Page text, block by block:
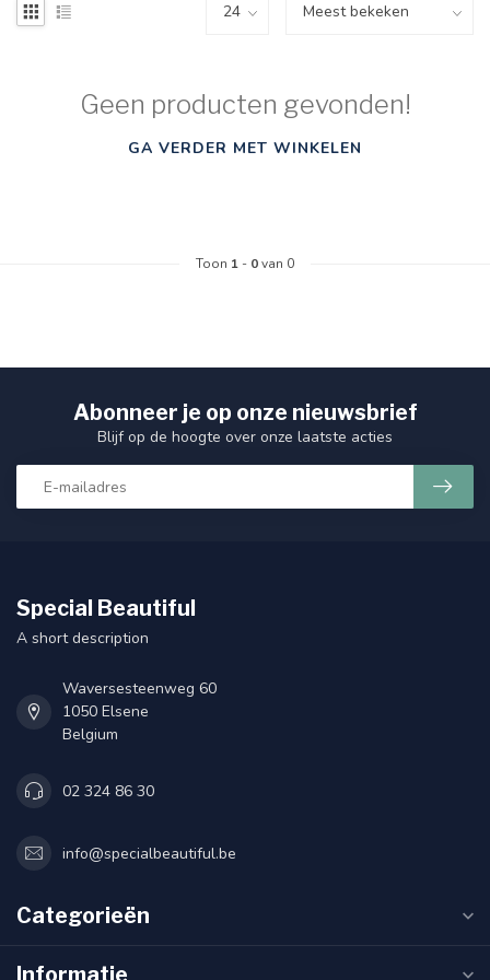
Geen producten gevonden!
GA VERDER MET WINKELEN
Toon 1 - 0van 0
Abonneer je op onze nieuwsbrief
Blijf op de hoogte over onze laatste acties
Special Beautiful
A short description
Waversesteenweg 60
1050 Elsene
Belgium
02 324 86 30
info@specialbeautiful.be
Categorieën
Informatie